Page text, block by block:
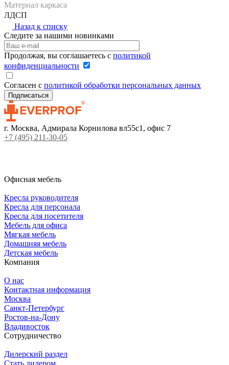
Материал каркаса
ЛДСП
Назад к списку
Следите за нашими новинками
Продолжая, вы соглашаетесь с политикой
конфиденциальности
Согласен с политикой обработки персональных данных
г. Москва, Адмирала Корнилова вл55с1, офис 7
+7 (495) 211-30-05
Офисная мебель
Кресла руководителя
Кресла для персонала
Кресла для посетителя
Мебель для офиса
Мягкая мебель
Домашняя мебель
Детская мебель
Компания
О нас
Контактная информация
Москва
Санкт-Петербург
Ростов-на-Дону
Владивосток
Сотрудничество
Дилерский раздел
Стать дилером